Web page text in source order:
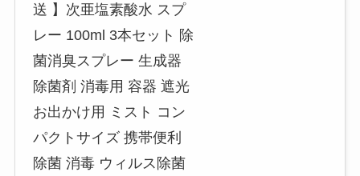
送 】次亜塩素酸水 スプ
レー 100ml 3本セット 除
菌消臭スプレー 生成器
除菌剤 消毒用 容器 遮光
お出かけ用 ミスト コン
パクトサイズ 携帯便利
除菌 消毒 ウィルス除菌